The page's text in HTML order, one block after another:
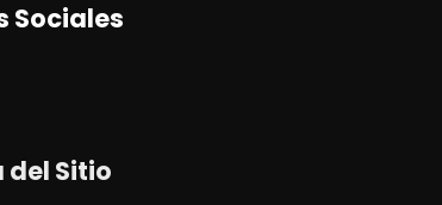
Sociales
del Sitio